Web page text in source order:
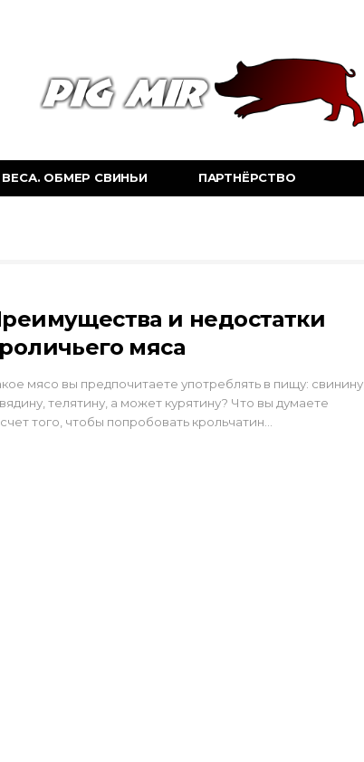
ОБМЕР СВИНЬИ ПАРТНЁРСТВО
и недостатки
мяса
мясо вы предпочитаете употреблять в пищу: свинину,
телятину, а может курятину? Что вы думаете
того, чтобы попробовать крольчатин…